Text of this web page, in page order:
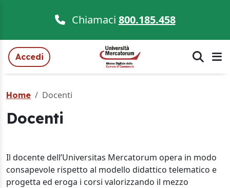
Chiamaci 800.185.458
Accedi
Home Docenti
Docenti
Il docente dell’Universitas Mercatorum opera in modo
consapevole rispetto al modello didattico telematico e
progetta ed eroga i corsi valorizzando il mezzo